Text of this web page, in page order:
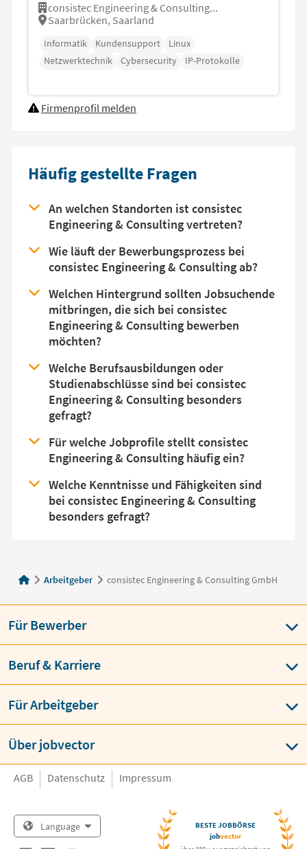
consistec Engineering & Consulting...
Saarbrücken, Saarland
Informatik Kundensupport
Linux
Netzwerktechnik
Cybersecurity IP-Protokolle
Firmenprofil melden
Häufig gestellte Fragen
An welchen Standorten ist consistec
Engineering & Consulting vertreten?
Wie läuft der Bewerbungsprozess bei
consistec Engineering & Consulting ab?
Welchen Hintergrund sollten Jobsuchende
mitbringen, die sich bei consistec
Engineering & Consulting bewerben
möchten?
Welche Berufsausbildungen oder
Studienabschlüsse sind bei consistec
Engineering & Consulting besonders
gefragt?
Für welche Jobprofile stellt consistec
Engineering & Consulting häufig ein?
Welche Kenntnisse und Fähigkeiten sind
bei consistec Engineering & Consulting
besonders gefragt?
Arbeitgeber consistec Engineering & Consulting GmbH
Für Bewerber
Beruf & Karriere
Für Arbeitgeber
Über jobvector
AGB Datenschutz Impressum
Language
BESTE JOBBÖRSE
jobvector